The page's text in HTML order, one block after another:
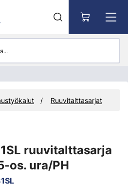
Ruuvitalttasarjat
ruuvitalttasarja
os. ura/PH